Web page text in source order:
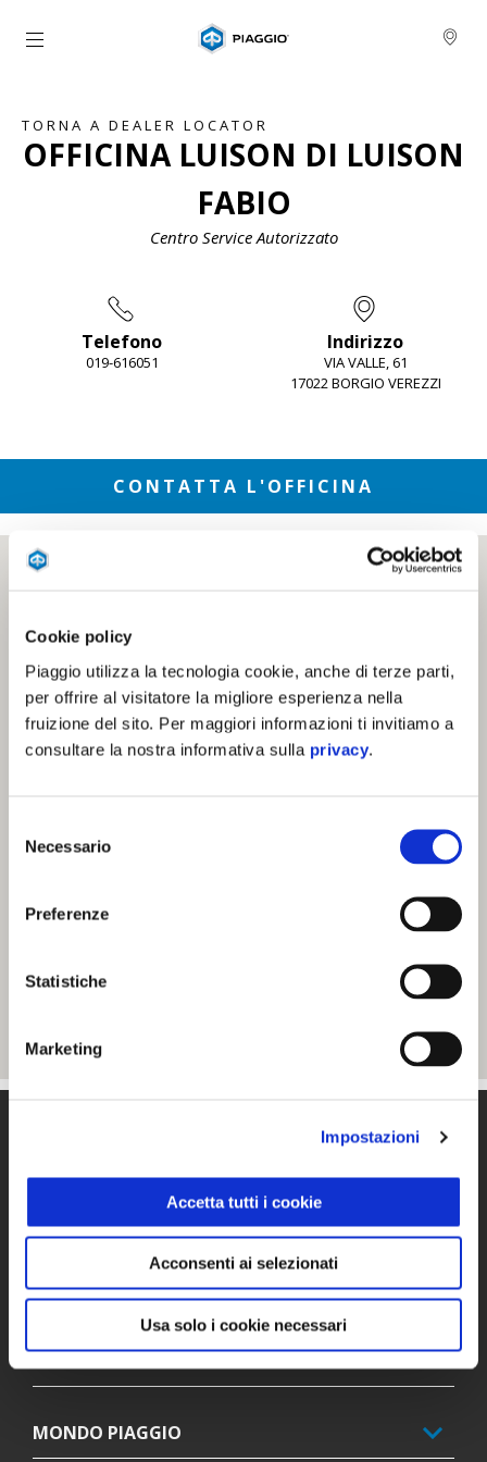
Cookie policy
Piaggio utilizza la tecnologia cookie, anche di terze parti,
per offrire al visitatore la migliore esperienza nella
fruizione del sito. Per maggiori informazioni ti invitiamo a
consultare la nostra informativa sulla privacy.
delNecessario
Preferenze
Statistiche
Marketing
Impostazioni
Accetta tutti i cookie
Acconsenti ai selezionati
Usa solo i cookie necessari
Vai al contenuto principale
TORNA A DEALER LOCATOR
OFFICINA LUISON DI LUISON
FABIO
Centro Service Autorizzato
Telefono
019-616051
Indirizzo
VIA VALLE, 61
17022 BORGIO VEREZZI
CONTATTA L'OFFICINA
PROMOZIONI
MONDO PIAGGIO